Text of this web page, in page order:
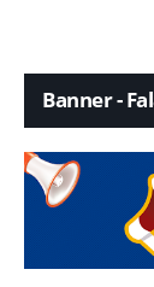
Banner -